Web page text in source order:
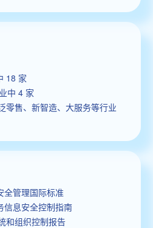
18 家
中 4 家
零售、新智造、大服务等行业
全管理国际标准
信息安全控制指南
和组织控制报告